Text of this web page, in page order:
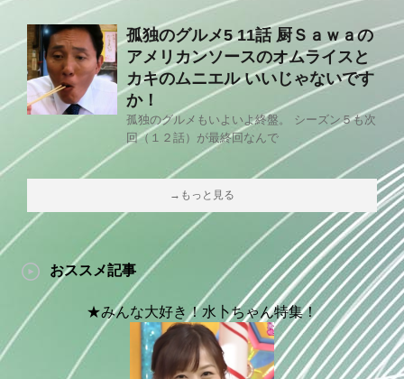
孤独のグルメ5 11話 厨Ｓａｗａの
アメリカンソースのオムライスと
カキのムニエル いいじゃないです
か！
孤独のグルメもいよいよ終盤。 シーズン５も次
回（１２話）が最終回なんで
→もっと見る
おススメ記事
★みんな大好き！水卜ちゃん特集！